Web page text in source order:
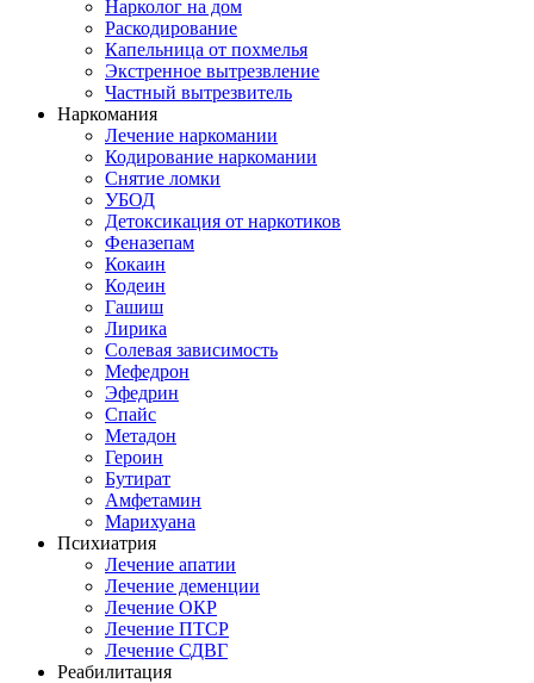
Нарколог на дом
Раскодирование
Капельница от похмелья
Экстренное вытрезвление
Частный вытрезвитель
Наркомания
Лечение наркомании
Кодирование наркомании
Снятие ломки
УБОД
Детоксикация от наркотиков
Феназепам
Кокаин
Кодеин
Гашиш
Лирика
Солевая зависимость
Мефедрон
Эфедрин
Спайс
Метадон
Героин
Бутират
Амфетамин
Марихуана
Психиатрия
Лечение апатии
Лечение деменции
Лечение ОКР
Лечение ПТСР
Лечение СДВГ
Реабилитация